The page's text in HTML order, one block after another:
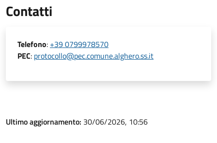
Contatti
Telefono: +39 0799978570
PEC: protocollo@pec.comune.alghero.ss.it
Ultimo aggiornamento: 30/06/2026, 10:56